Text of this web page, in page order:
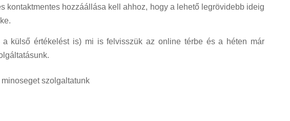
kontaktmentes hozzáállása kell ahhoz, hogy a lehető legrövidebb ideig
külső értékelést is) mi is felvisszük az online térbe és a héten már